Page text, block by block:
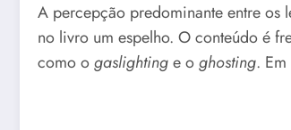
A percepção predominante entre os
no livro um espelho. O conteúdo é
como ogaslightinge oghosting.